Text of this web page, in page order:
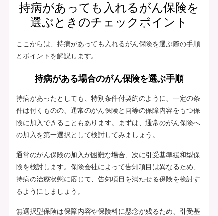
持病があっても入れるがん保険を
選ぶときのチェックポイント
ここからは、持病があっても入れるがん保険を選ぶ際の手順
とポイントを解説します。
持病がある場合のがん保険を選ぶ手順
持病があったとしても、特別条件付契約のように、一定の条
件は付くものの、通常のがん保険と同等の保障内容をもつ保
険に加入できることもあります。まずは、通常のがん保険へ
の加入を第一選択として検討してみましょう。
通常のがん保険の加入が困難な場合、次に引受基準緩和型保
険を検討します。保険会社によって告知項目は異なるため、
持病の治療状態に応じて、告知項目を満たせる保険を検討す
るようにしましょう。
無選択型保険は保障内容や保険料に懸念が残るため、引受基